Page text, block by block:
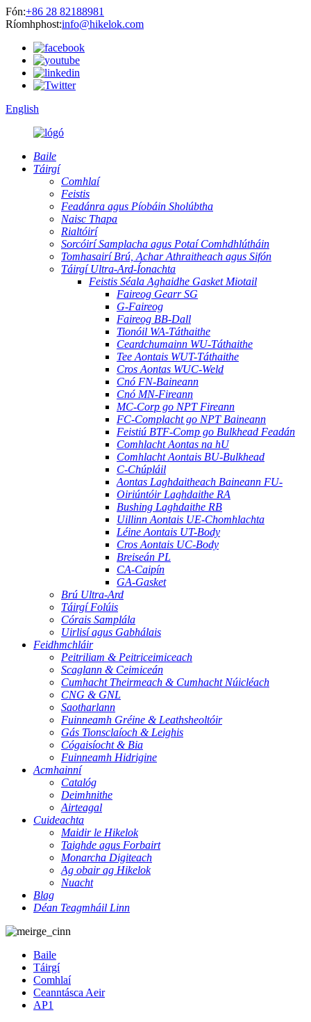
Fón:+86 28 82188981
Ríomhphost:info@hikelok.com
English
Baile
Táirgí
Comhlaí
Feistis
Feadánra agus Píobáin Sholúbtha
Naisc Thapa
Rialtóirí
Sorcóirí Samplacha agus Potaí Comhdhlútháin
Tomhasairí Brú, Achar Athraitheach agus Sifón
Táirgí Ultra-Ard-Íonachta
Feistis Séala Aghaidhe Gasket Miotail
Faireog Gearr SG
G-Faireog
Faireog BB-Dall
Tionóil WA-Táthaithe
Ceardchumainn WU-Táthaithe
Tee Aontais WUT-Táthaithe
Cros Aontas WUC-Weld
Cnó FN-Baineann
Cnó MN-Fireann
MC-Corp go NPT Fireann
FC-Complacht go NPT Baineann
Feistiú BTF-Comp go Bulkhead Feadán
Comhlacht Aontas na hU
Comhlacht Aontais BU-Bulkhead
C-Chúpláil
Aontas Laghdaitheach Baineann FU-
Oiriúntóir Laghdaithe RA
Bushing Laghdaithe RB
Uillinn Aontais UE-Chomhlachta
Léine Aontais UT-Body
Cros Aontais UC-Body
Breiseán PL
CA-Caipín
GA-Gasket
Brú Ultra-Ard
Táirgí Folúis
Córais Samplála
Uirlisí agus Gabhálais
Feidhmchláir
Peitriliam & Peitriceimiceach
Scaglann & Ceimiceán
Cumhacht Theirmeach & Cumhacht Núicléach
CNG & GNL
Saotharlann
Fuinneamh Gréine & Leathsheoltóir
Gás Tionsclaíoch & Leighis
Cógaisíocht & Bia
Fuinneamh Hidrigine
Acmhainní
Catalóg
Deimhnithe
Airteagal
Cuideachta
Maidir le Hikelok
Taighde agus Forbairt
Monarcha Digiteach
Ag obair ag Hikelok
Nuacht
Blag
Déan Teagmháil Linn
Baile
Táirgí
Comhlaí
Ceanntásca Aeir
AP1